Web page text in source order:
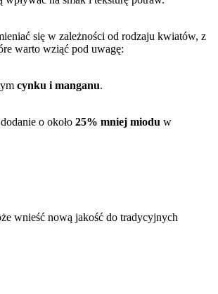
się w zależności od rodzaju⁤ kwiatów, z
warto wziąć pod uwagę:
cynku i manganu.
o około 25% mniej​ miodu w‍
wnieść nową jakość do tradycyjnych